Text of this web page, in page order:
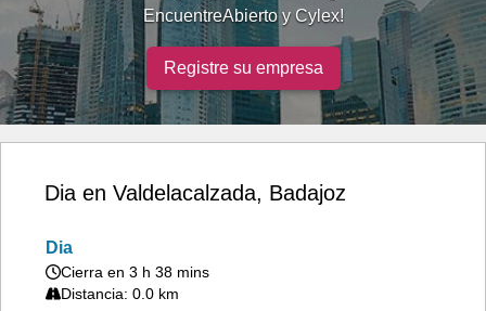
EncuentreAbierto y Cylex!
Registre su empresa
Dia en Valdelacalzada, Badajoz
Dia
Cierra en 3 h 38 mins
Distancia: 0.0 km